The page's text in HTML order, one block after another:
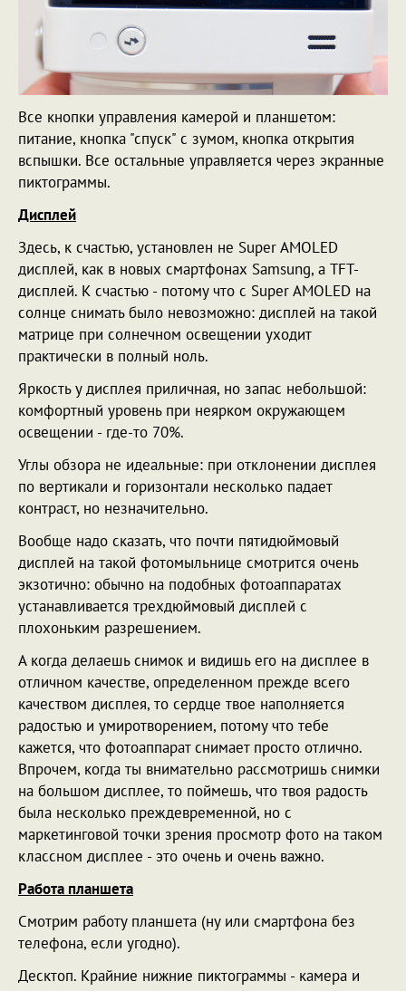
Все кнопки управления камерой и планшетом:
питание, кнопка "спуск" с зумом, кнопка открытия
вспышки. Все остальные управляется через экранные
пиктограммы.
Дисплей
Здесь, к счастью, установлен не Super AMOLED
дисплей, как в новых смартфонах Samsung, а TFT-
дисплей. К счастью - потому что с Super AMOLED на
солнце снимать было невозможно: дисплей на такой
матрице при солнечном освещении уходит
практически в полный ноль.
Яркость у дисплея приличная, но запас небольшой:
комфортный уровень при неярком окружающем
освещении - где-то 70%.
Углы обзора не идеальные: при отклонении дисплея
по вертикали и горизонтали несколько падает
контраст, но незначительно.
Вообще надо сказать, что почти пятидюймовый
дисплей на такой фотомыльнице смотрится очень
экзотично: обычно на подобных фотоаппаратах
устанавливается трехдюймовый дисплей с
плохоньким разрешением.
А когда делаешь снимок и видишь его на дисплее в
отличном качестве, определенном прежде всего
качеством дисплея, то сердце твое наполняется
радостью и умиротворением, потому что тебе
кажется, что фотоаппарат снимает просто отлично.
Впрочем, когда ты внимательно рассмотришь снимки
на большом дисплее, то поймешь, что твоя радость
была несколько преждевременной, но с
маркетинговой точки зрения просмотр фото на таком
классном дисплее - это очень и очень важно.
Работа планшета
Смотрим работу планшета (ну или смартфона без
телефона, если угодно).
Десктоп. Крайние нижние пиктограммы - камера и